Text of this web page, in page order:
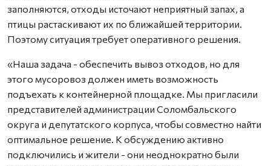
заполняются, отходы источают неприятный запах, а
птицы растаскивают их по ближайшей территории.
Поэтому ситуация требует оперативного решения.
«Наша задача - обеспечить вывоз отходов, но для
этого мусоровоз должен иметь возможность
подъехать к контейнерной площадке. Мы пригласили
представителей администрации Соломбальского
округа и депутатского корпуса, чтобы совместно найти
оптимальное решение. К обсуждению активно
подключились и жители - они неоднократно были